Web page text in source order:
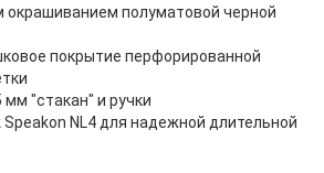
окрашиванием полуматовой черной
покрытие перфорированной
"стакан" и ручки
NL4 для надежной длительной